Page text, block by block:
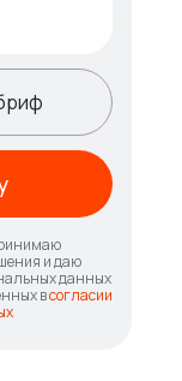
и даю
данных
всогласии